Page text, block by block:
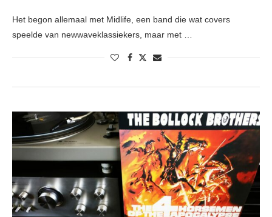
Het begon allemaal met Midlife, een band die wat covers
speelde van newwaveklassiekers, maar met …